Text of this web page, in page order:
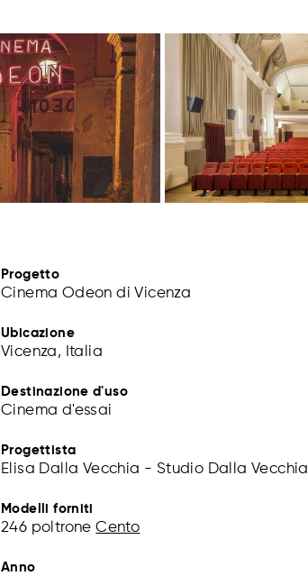
Progetto
Cinema Odeon di Vicenza
Ubicazione
Vicenza, Italia
Destinazione d'uso
Cinema d'essai
Progettista
Elisa Dalla Vecchia - Studio Dalla Vecchia
Modelli forniti
246 poltroneCento
Anno